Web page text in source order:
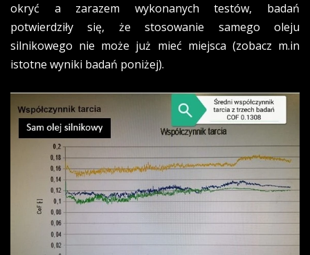
okryć a zarazem wykonanych testów, badań
potwierdziły się, że stosowanie samego oleju
silnikowego nie może już mieć miejsca (zobacz m.in
istotne wyniki badań poniżej).